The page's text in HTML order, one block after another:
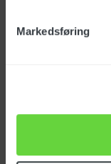
Markedsføring